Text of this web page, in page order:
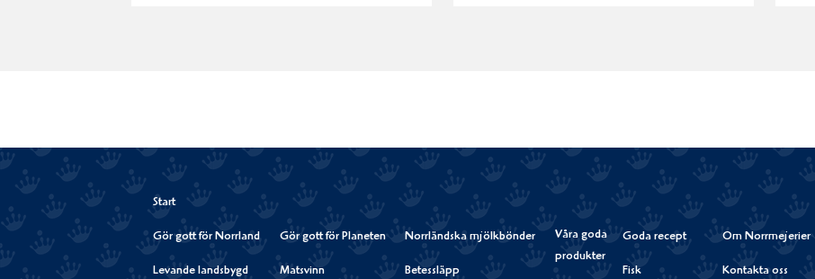
Start
Gör gott för Norrland
Levande landsbygd
Gör gott för Planeten
Matsvinn
Norrländska mjölkbönder
Betessläpp
Våra goda
produkter
Goda recept
Fisk
Om Norrmejerier
Kontakta oss